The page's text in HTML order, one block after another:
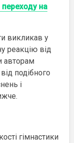
на
викликав у
реакцію від
авторам
подібного
і
гімнастики